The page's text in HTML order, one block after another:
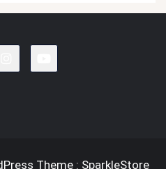
Theme : SparkleStore